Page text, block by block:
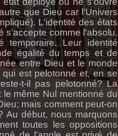
que Dieu car l'Univers
L'identité des états
comme l'absolu.
Leur identité
égalité du temps et de
entre Dieu et le monde
est pelotonné et, en se
t-il pas pelotonné? La
même Nul mentionné du
mais comment peut-on
Au début, nous marquons
toutes les oppositions